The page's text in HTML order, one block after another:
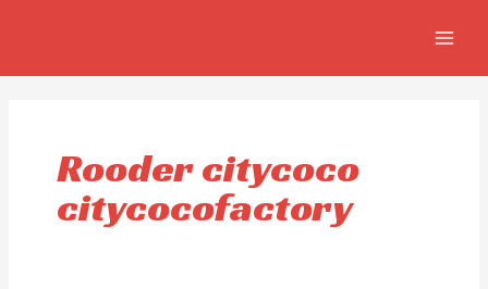
Rooder citycoco
citycocofactory